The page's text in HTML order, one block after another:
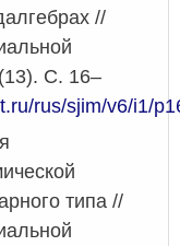
//
С. 16–
rus/sjim/v6/i1/
типа //